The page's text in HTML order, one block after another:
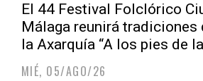
El 44 Festival Folclórico
Málaga reunirá tradiciones
la Axarquía “A los pies de
MIÉ, 05/AGO/26